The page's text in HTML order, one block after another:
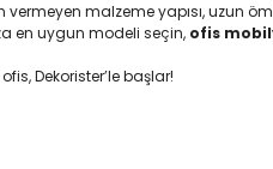
malzeme yapısı, uzun
en uygun modeli seçin, ofis
Dekorister’le başlar!